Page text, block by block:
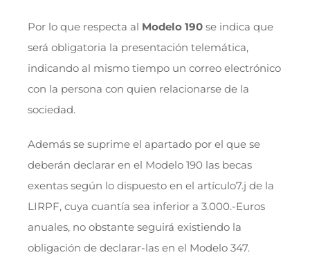
Por lo que respecta al Modelo 190 se indica que
será obligatoria la presentación telemática,
indicando al mismo tiempo un correo electrónico
con la persona con quien relacionarse de la
sociedad.
Además se suprime el apartado por el que se
deberán declarar en el Modelo 190 las becas
exentas según lo dispuesto en el artículo7.j de la
LIRPF, cuya cuantía sea inferior a 3.000.-Euros
anuales, no obstante seguirá existiendo la
obligación de declarar-las en el Modelo 347.